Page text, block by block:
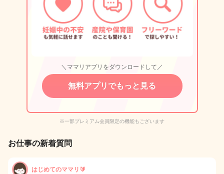
＼ママリアプリをダウンロードして／
無料アプリでもっと見る
※一部プレミアム会員限定の機能もございます
お仕事の新着質問
はじめてのママリ🔰